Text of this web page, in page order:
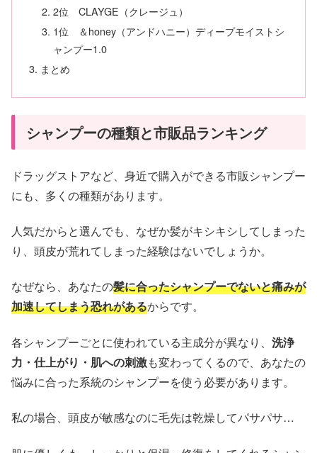
2位 CLAYGE（クレージュ）
1位 ＆honey（アンドハニー）ディープモイストシ
ャンプー1.0
まとめ
シャンプーの種類と市販品ランキング
ドラッグストアなど、身近で購入ができる市販シャンプー
にも、多くの種類があります。
人気だからと選んでも、なぜか髪がキシキシしてしまった
り、頭皮が荒れてしまった経験はないでしょうか。
なぜなら、あなたの髪に合ったシャンプーでないと痛みが
加速してしまう恐れがあるからです。
各シャンプーごとに使われている主成分が異なり、 洗浄
力・仕上がり・肌への刺激も変わってくるので、あなたの
悩みに合った系統のシャンプーを使う必要があります。
私の場合、頭皮が敏感なのに毛先は乾燥してパサパサ…